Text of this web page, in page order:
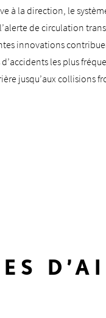
à la direction, le
de circulation
innovations
les plus
jusqu’aux collisions